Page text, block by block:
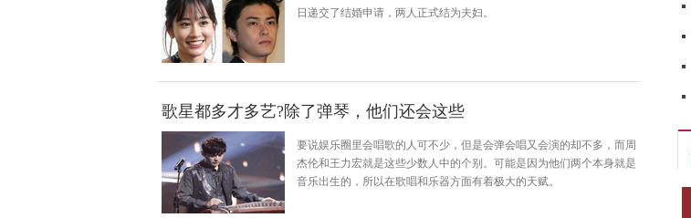
日递交了结婚申请，两人正式结为夫妇。
歌星都多才多艺?除了弹琴，他们还会这些
要说娱乐圈里会唱歌的人可不少，但是会弹会唱又会演的却不多，而周
杰伦和王力宏就是这些少数人中的个别。可能是因为他们两个本身就是
音乐出生的，所以在歌唱和乐器方面有着极大的天赋。